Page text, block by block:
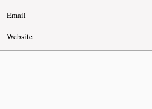
Email
Website